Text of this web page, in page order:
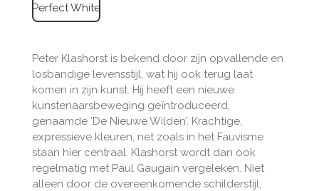
Perfect White
Peter Klashorst is bekend door zijn opvallende en
losbandige levensstijl, wat hij ook terug laat
komen in zijn kunst. Hij heeft een nieuwe
kunstenaarsbeweging geïntroduceerd,
genaamde ‘De Nieuwe Wilden’. Krachtige,
expressieve kleuren, net zoals in het Fauvisme
staan hier centraal. Klashorst wordt dan ook
regelmatig met Paul Gaugain vergeleken. Niet
alleen door de overeenkomende schilderstijl,